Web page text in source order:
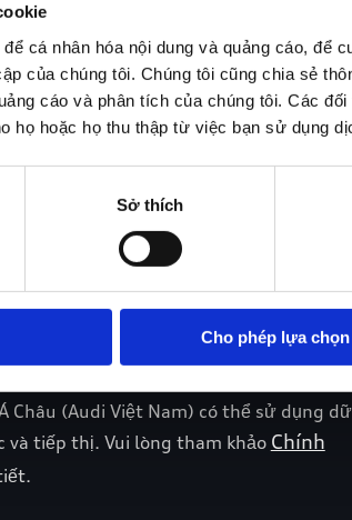
cá nhân hóa nội dung và quảng cáo, để
của chúng tôi. Chúng tôi cũng chia sẻ
cáo và phân tích của chúng tôi. Các
họ hoặc họ thu thập từ việc bạn sử dụng
Sở thích
Cho phép lựa chọn